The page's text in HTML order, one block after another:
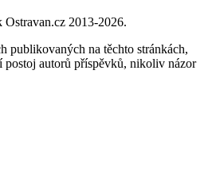
2013-2026.
publikovaných na těchto stránkách,
autorů příspěvků, nikoliv názor